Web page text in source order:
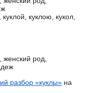
куклой, куклою, кукол,
женский род,
разбор «куклы» на